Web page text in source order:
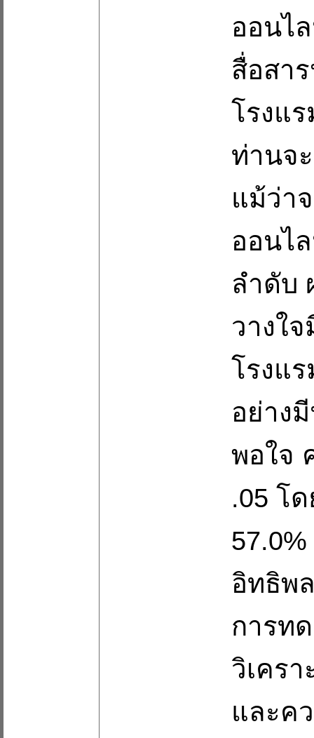
ออนไ
สื่อสา
โรงแ
ท่านจ
แม้ว่า
ออนไ
ลำดับ
วางใ
โรงแ
อย่าง
พอใจ
.05 โ
อิทธิพ
การท
วิเคร
และค